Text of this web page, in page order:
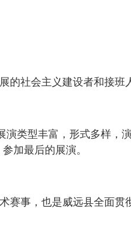
社会主义建设者和接
类型丰富，形式多样
加最后的展演。
赛事，也是威远县全面